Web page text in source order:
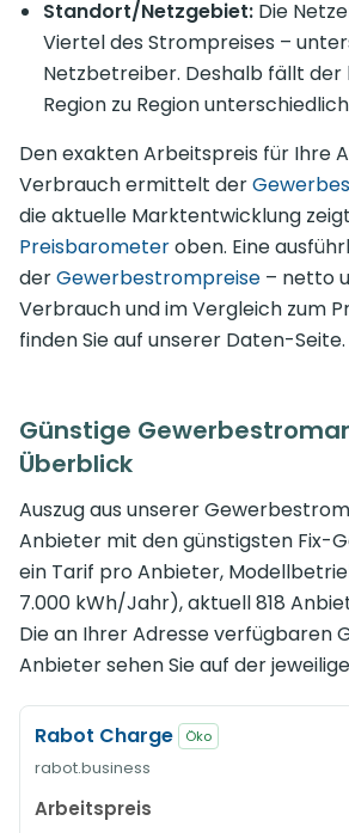
Standort/Netzgebiet: Die
Viertel des Strompreises –
Netzbetreiber. Deshalb fällt der
Region zu Region
Den exakten Arbeitspreis für Ihre
Verbrauch ermittelt der
die aktuelle Marktentwicklung
Preisbarometeroben. Eine
derGewerbestrompreise – netto
Verbrauch und im Vergleich zum
finden Sie auf unserer Daten-Seite.
Günstige
Überblick
Auszug aus unserer
Anbieter mit den günstigsten Fix-
ein Tarif pro Anbieter,
7.000 kWh/Jahr), aktuell 818
Die an Ihrer Adresse verfügbaren
Anbieter sehen Sie auf der
Rabot Charge Öko
rabot.business